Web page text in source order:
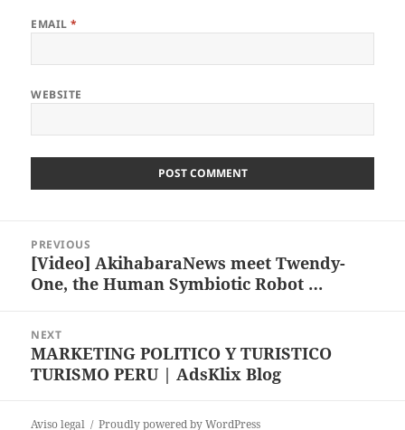
EMAIL*
WEBSITE
navigation
PREVIOUS
Previous
post:
[Video] AkihabaraNews meet Twendy-
One, the Human Symbiotic Robot …
NEXT
Next
post:
MARKETING POLITICO Y TURISTICO
TURISMO PERU | AdsKlix Blog
Aviso legal Proudly powered by WordPress